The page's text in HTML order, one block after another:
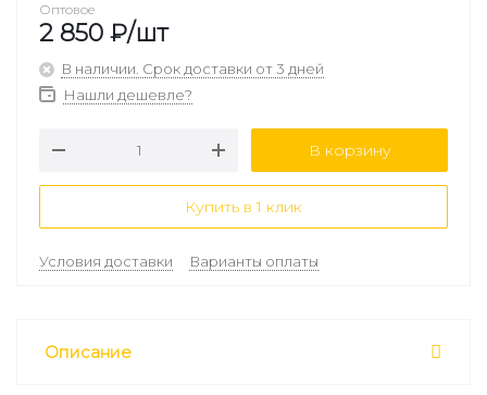
Оптовое
2 850 ₽/шт
В наличии. Срок доставки от 3 дней
Нашли дешевле?
В корзину
Купить в 1 клик
Условия доставки Варианты оплаты
Описание